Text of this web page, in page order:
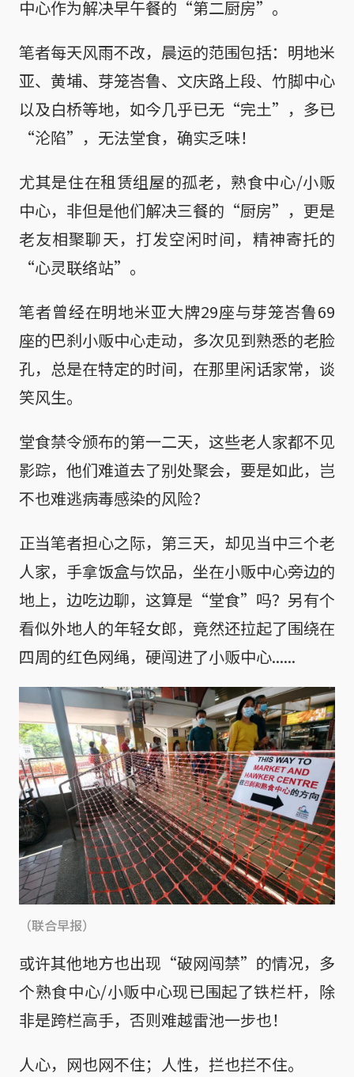
中心作为解决早午餐的“第二厨房”。
笔者每天风雨不改，晨运的范围包括：明地米
亚、黄埔、芽笼峇鲁、文庆路上段、竹脚中心
以及白桥等地，如今几乎已无“完土”，多已
“沦陷”，无法堂食，确实乏味！
尤其是住在租赁组屋的孤老，熟食中心/小贩
中心，非但是他们解决三餐的“厨房”，更是
老友相聚聊天，打发空闲时间，精神寄托的
“心灵联络站”。
笔者曾经在明地米亚大牌29座与芽笼峇鲁69
座的巴刹小贩中心走动，多次见到熟悉的老脸
孔，总是在特定的时间，在那里闲话家常，谈
笑风生。
堂食禁令颁布的第一二天，这些老人家都不见
影踪，他们难道去了别处聚会，要是如此，岂
不也难逃病毒感染的风险？
正当笔者担心之际，第三天，却见当中三个老
人家，手拿饭盒与饮品，坐在小贩中心旁边的
地上，边吃边聊，这算是“堂食”吗？另有个
看似外地人的年轻女郎，竟然还拉起了围绕在
四周的红色网绳，硬闯进了小贩中心......
（联合早报）
或许其他地方也出现“破网闯禁”的情况，多
个熟食中心/小贩中心现已围起了铁栏杆，除
非是跨栏高手，否则难越雷池一步也！
人心，网也网不住；人性，拦也拦不住。